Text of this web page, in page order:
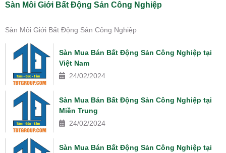
Sàn Môi Giới Bất Động Sản Công Nghiệp
Sàn Môi Giới Bất Động Sản Công Nghiệp
Sàn Mua Bán Bất Động Sản Công Nghiệp tại
Việt Nam
24/02/2024
Sàn Mua Bán Bất Động Sản Công Nghiệp tại
Miền Trung
24/02/2024
Sàn Mua Bán Bất Động Sản Công Nghiệp tại